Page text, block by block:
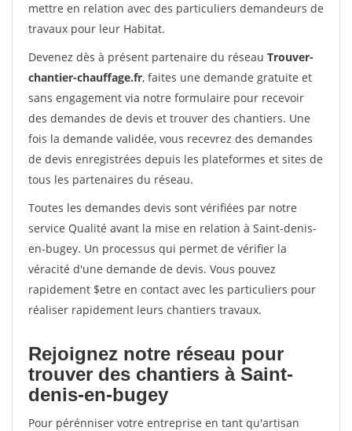
mettre en relation avec des particuliers demandeurs de
travaux pour leur Habitat.
Devenez dès à présent partenaire du réseau Trouver-
chantier-chauffage.fr, faites une demande gratuite et
sans engagement via notre formulaire pour recevoir
des demandes de devis et trouver des chantiers. Une
fois la demande validée, vous recevrez des demandes
de devis enregistrées depuis les plateformes et sites de
tous les partenaires du réseau.
Toutes les demandes devis sont vérifiées par notre
service Qualité avant la mise en relation à Saint-denis-
en-bugey. Un processus qui permet de vérifier la
véracité d'une demande de devis. Vous pouvez
rapidement $etre en contact avec les particuliers pour
réaliser rapidement leurs chantiers travaux.
Rejoignez notre réseau pour
trouver des chantiers à Saint-
denis-en-bugey
Pour pérénniser votre entreprise en tant qu'artisan